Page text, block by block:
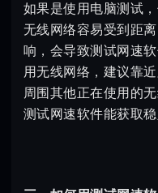
如果是使用电脑测试
无线网络容易受到距
响，会导致测试网速
用无线网络，建议靠
周围其他正在使用的
测试网速软件能获取稳